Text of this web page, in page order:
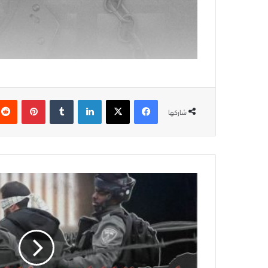
شاركها
فيسبوك ‫X لينكدإن
مواطنين
بينهم
طفلان